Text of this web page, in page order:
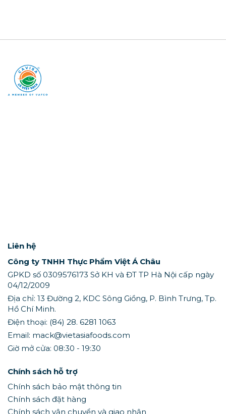
Liên hệ
Công ty TNHH Thực Phẩm Việt Á Châu
GPKD số 0309576173 Sở KH và ĐT TP Hà Nội cấp ngày
04/12/2009
Địa chỉ: 13 Đường 2, KDC Sông Giồng, P. Bình Trưng, Tp.
Hồ Chí Minh.
Điện thoại: (84) 28. 6281 1063
Email: mack@vietasiafoods.com
Giờ mở cửa: 08:30 - 19:30
Chính sách hỗ trợ
Chính sách bảo mật thông tin
Chính sách đặt hàng
Chính sách vận chuyển và giao nhận